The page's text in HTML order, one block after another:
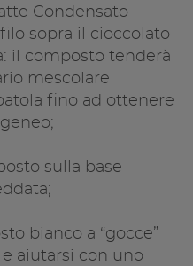
Condensato
sopra il cioccolato
il composto tenderà
mescolare
fino ad ottenere
sulla base
bianco a “gocce”
aiutarsi con uno